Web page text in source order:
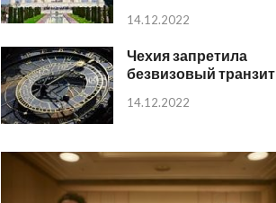
14.12.2022
Чехия запретила
безвизовый транзит
14.12.2022